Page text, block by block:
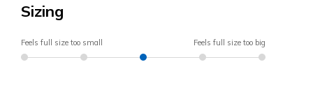
Sizing
Feels full size too small Feels full size too big